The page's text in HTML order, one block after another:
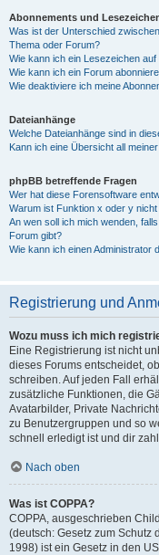
Abonnements und
Was ist der Unterschied
Thema oder Forum?
Wie kann ich ein Lesezeichen
Wie kann ich ein Forum
Wie deaktiviere ich meine
Dateianhänge
Welche Dateianhänge sind in
Kann ich eine Übersicht all
phpBB betreffende Fragen
Wer hat diese Forensoftware
Warum ist Funktion x oder y nicht
An wen soll ich mich wenden,
Forum gibt?
Wie kann ich einen Administrator
Registrierung und
Wozu muss ich mich
Eine Registrierung ist nicht
dieses Forums entscheidet,
schreiben. Auf jeden Fall
zusätzliche Funktionen, die
Avatarbilder, Private
zu Benutzergruppen und so
schnell erledigt ist und dir
Nach oben
Was ist COPPA?
COPPA, ausgeschrieben
(deutsch: Gesetz zum Schutz
1998) ist ein Gesetz in den